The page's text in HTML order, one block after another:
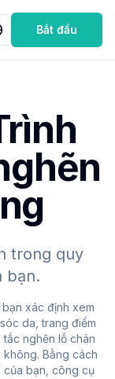
Bắt đầu
trong quy
bạn.
xác định xem
da, trang điểm
nghẽn lỗ chân
Bằng cách
của bạn, công cụ